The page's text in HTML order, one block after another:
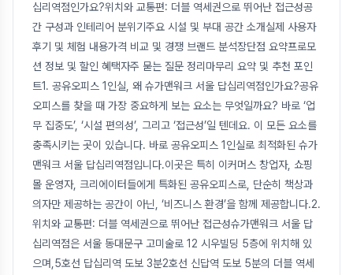
십리역점인가요?위치와 교통편: 더블 역세권으로 뛰어난 접근성공
간 구성과 인테리어 분위기주요 시설 및 부대 공간 소개실제 사용자
후기 및 체험 내용가격 비교 및 경쟁 브랜드 분석장단점 요약프로모
션 정보 및 할인 혜택자주 묻는 질문 정리마무리 요약 및 추천 포인
트1. 공유오피스 1인실, 왜 슈가맨워크 서울 답십리역점인가요?공유
오피스를 찾을 때 가장 중요하게 보는 요소는 무엇일까요? 바로 ‘업
무 집중도’, ‘시설 편의성’, 그리고 ‘접근성’일 텐데요. 이 모든 요소를
충족시키는 곳이 있습니다. 바로 공유오피스 1인실로 최적화된 슈가
맨워크 서울 답십리역점입니다.이곳은 특히 이커머스 창업자, 쇼핑
몰 운영자, 크리에이터들에게 특화된 공유오피스로, 단순히 책상과
의자만 제공하는 공간이 아닌, ‘비즈니스 환경’을 함께 제공합니다.2.
위치와 교통편: 더블 역세권으로 뛰어난 접근성슈가맨워크 서울 답
십리역점은 서울 동대문구 고미술로 12 시우빌딩 5층에 위치해 있
으며,5호선 답십리역 도보 3분2호선 신답역 도보 5분의 더블 역세